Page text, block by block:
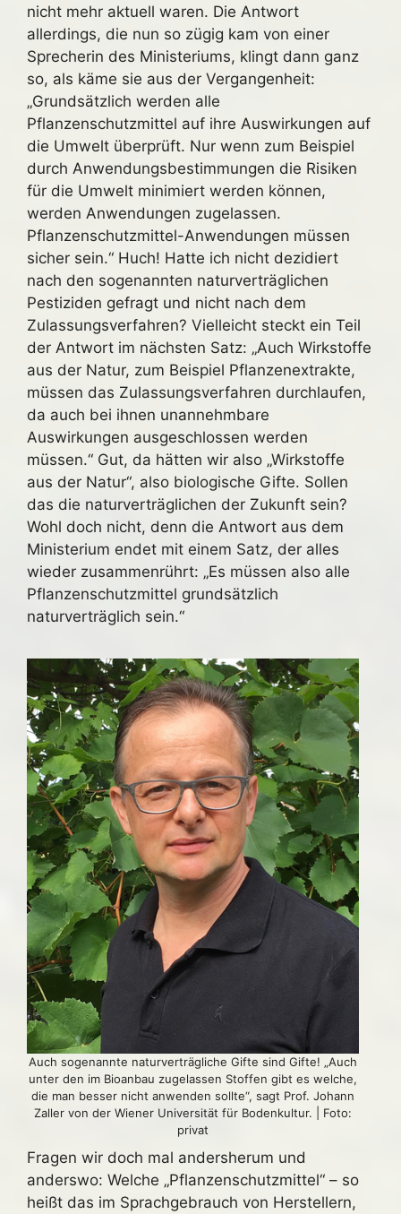
nicht mehr aktuell waren. Die Antwort
allerdings, die nun so zügig kam von einer
Sprecherin des Ministeriums, klingt dann ganz
so, als käme sie aus der Vergangenheit:
„Grundsätzlich werden alle
Pflanzenschutzmittel auf ihre Auswirkungen auf
die Umwelt überprüft. Nur wenn zum Beispiel
durch Anwendungsbestimmungen die Risiken
für die Umwelt minimiert werden können,
werden Anwendungen zugelassen.
Pflanzenschutzmittel-Anwendungen müssen
sicher sein.“ Huch! Hatte ich nicht dezidiert
nach den sogenannten naturverträglichen
Pestiziden gefragt und nicht nach dem
Zulassungsverfahren? Vielleicht steckt ein Teil
der Antwort im nächsten Satz: „Auch Wirkstoffe
aus der Natur, zum Beispiel Pflanzenextrakte,
müssen das Zulassungsverfahren durchlaufen,
da auch bei ihnen unannehmbare
Auswirkungen ausgeschlossen werden
müssen.“ Gut, da hätten wir also „Wirkstoffe
aus der Natur“, also biologische Gifte. Sollen
das die naturverträglichen der Zukunft sein?
Wohl doch nicht, denn die Antwort aus dem
Ministerium endet mit einem Satz, der alles
wieder zusammenrührt: „Es müssen also alle
Pflanzenschutzmittel grundsätzlich
naturverträglich sein.“
Auch sogenannte naturverträgliche Gifte sind Gifte! „Auch
unter den im Bioanbau zugelassen Stoffen gibt es welche,
die man besser nicht anwenden sollte“, sagt Prof. Johann
Zaller von der Wiener Universität für Bodenkultur. | Foto:
privat
Fragen wir doch mal andersherum und
anderswo: Welche „Pflanzenschutzmittel“ – so
heißt das im Sprachgebrauch von Herstellern,